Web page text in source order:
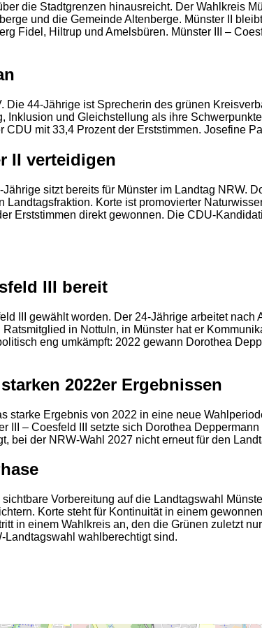
die Stadtgrenzen hinausreicht. Der Wahlkreis
und die Gemeinde Altenberge. Münster II
Fidel, Hiltrup und Amelsbüren. Münster III –
Die 44-Jährige ist Sprecherin des grünen
und Gleichstellung als ihre
mit 33,4 Prozent der Erststimmen. Josefine
II verteidigen
sitzt bereits für Münster im Landtag NRW.
Korte ist promovierter
Erststimmen direkt gewonnen. Die CDU-
III bereit
III gewählt worden. Der 24-Jährige arbeitet
in Nottuln, in Münster hat er
eng umkämpft: 2022 gewann Dorothea
2022er Ergebnissen
starke Ergebnis von 2022 in eine neue
– Coesfeld III setzte sich Dorothea
bei der NRW-Wahl 2027 nicht erneut für den
Vorbereitung auf die Landtagswahl
Korte steht für Kontinuität in einem
in einem Wahlkreis an, den die Grünen zuletzt
Landtagswahl wahlberechtigt sind.
2